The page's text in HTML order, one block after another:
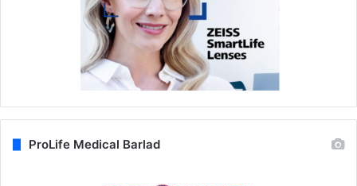
ProLife Medical Barlad